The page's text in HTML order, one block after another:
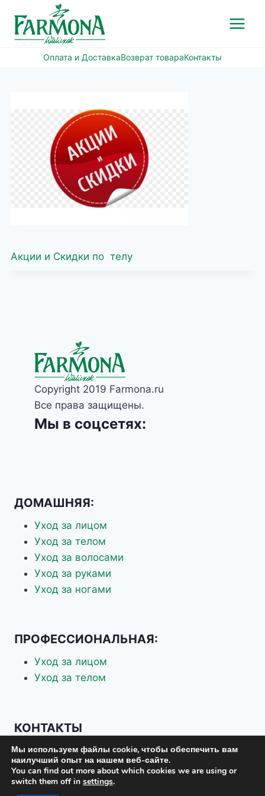
содержимому
Оплата и ДоставкаВозврат товараКонтакты
Акции и Скидки по телу
Copyright 2019 Farmona.ru
Все права защищены.
Мы в соцсетях:
ДОМАШНЯЯ:
Уход за лицом
Уход за телом
Уход за волосами
Уход за руками
Уход за ногами
ПРОФЕССИОНАЛЬНАЯ:
Уход за лицом
Уход за телом
КОНТАКТЫ
+7 926 337-70-88
+7 903 619-75-37
eskosplus@mail.ru
Мы используем файлы cookie, чтобы обеспечить вам
наилучший опыт на нашем веб-сайте.
You can find out more about which cookies we are using or
switch them off in settings.